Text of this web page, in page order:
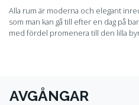
Alla rum är moderna och elegant
som man kan gå till efter en dag på
med fördel promenera till den lilla
AVGÅNGAR